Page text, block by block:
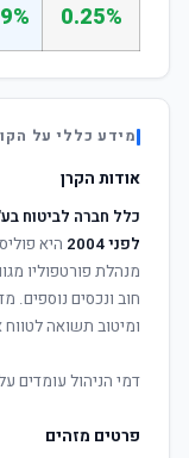
0.25%
מידע כללי על
אודות הקרן
כלל חברה לביטוח
לפני 2004
היא
מנהלת פורטפוליו
חוב ונכסים נוספים.
ומיטוב תשואה לטווח
דמי הניהול עומדים
פרטים מזהים